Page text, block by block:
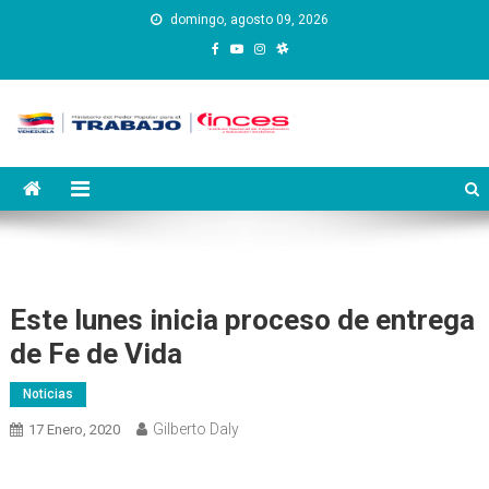
domingo, agosto 09, 2026
Instituto Nacional de
Capacitación y Educación
Este lunes inicia proceso de entrega
de Fe de Vida
Noticias
17 Enero, 2020 Gilberto Daly